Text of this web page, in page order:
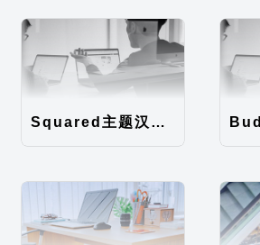
Squared主题汉化包